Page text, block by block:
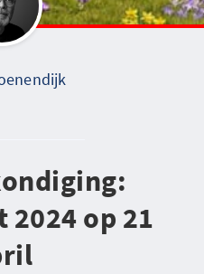
op 21